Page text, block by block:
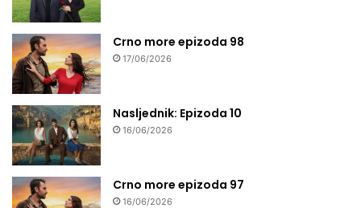
Crno more epizoda 98
17/06/2026
Nasljednik: Epizoda 10
16/06/2026
Crno more epizoda 97
16/06/2026